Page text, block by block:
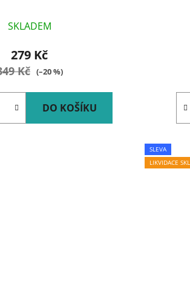
SKLADEM
279 Kč
Kč (–20 %)
DO KOŠÍKU
SLEVA
LIKVIDACE